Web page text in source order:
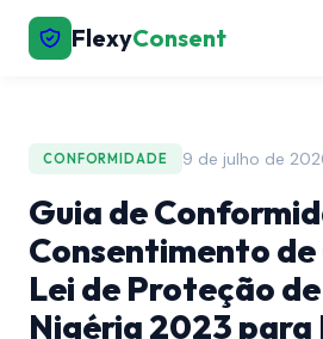
FlexyConsent
CONFORMIDADE 9 de julho de
Guia de
Consentimento de
Lei de Proteção
Nigéria 2023 para